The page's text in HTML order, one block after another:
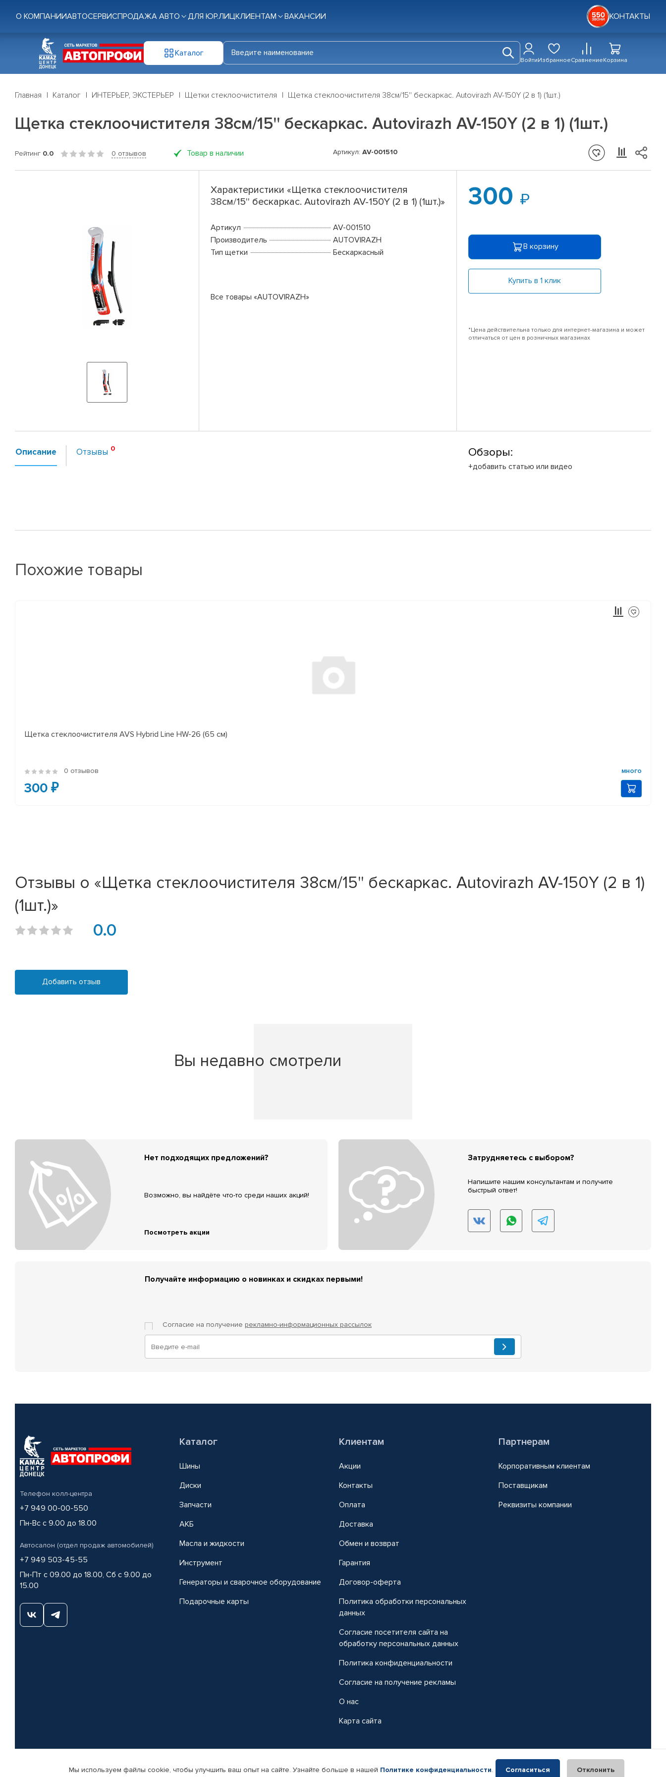
О КОМПАНИИАВТОСЕРВИСПРОДАЖА АВТО ДЛЯ ЮР.ЛИЦКЛИЕНТАМ ВАКАНСИИ КОНТАКТЫ
Каталог
ВойтиИзбранноеСравнениеКорзина
Главная Каталог ИНТЕРЬЕР, ЭКСТЕРЬЕР Щетки стеклоочистителя Щетка стеклоочистителя 38см/15'' бескаркас. Autovirazh AV-150Y (2 в 1) (1шт.)
Щетка стеклоочистителя 38см/15'' бескаркас. Autovirazh AV-150Y (2 в 1) (1шт.)
Рейтинг 0.0 0 отзывов Товар в наличии Артикул: AV-001510
Характеристики «Щетка стеклоочистителя
38см/15'' бескаркас. Autovirazh AV-150Y (2 в 1) (1шт.)»
Артикул
AV-001510
Производитель
AUTOVIRAZH
Тип щетки
Бескаркасный
Все товары «AUTOVIRAZH»
300
В корзину
Купить в 1 клик
*Цена действительна только для интернет-магазина и может
отличаться от цен в розничных магазинах
Описание Отзывы Обзоры:
+добавить статью или видео
Похожие товары
Щетка стеклоочистителя AVS Hybrid Line HW-26 (65 см)
0 отзывов много
300 ₽
Отзывы о «Щетка стеклоочистителя 38см/15'' бескаркас. Autovirazh AV-150Y (2 в 1)
(1шт.)»
0.0
Добавить отзыв
Вы недавно смотрели
Нет подходящих предложений?
Возможно, вы найдёте что-то среди наших акций!
Посмотреть акции
Затрудняетесь с выбором?
Напишите нашим консультантам и получите
быстрый ответ!
Получайте информацию о новинках и скидках первыми!
Согласие на получение рекламно-информационных рассылок
Телефон колл-центра
+7 949 00-00-550
Пн-Вс с 9.00 до 18.00
Автосалон (отдел продаж автомобилей)
+7 949 503-45-55
Пн-Пт с 09.00 до 18.00, Сб с 9.00 до
15.00
Каталог
Шины
Диски
Запчасти
АКБ
Масла и жидкости
Инструмент
Генераторы и сварочное оборудование
Подарочные карты
Клиентам
Акции
Контакты
Оплата
Доставка
Обмен и возврат
Гарантия
Договор-оферта
Политика обработки персональных
данных
Согласие посетителя сайта на
обработку персональных данных
Политика конфиденциальности
Согласие на получение рекламы
О нас
Карта сайта
Партнерам
Корпоративным клиентам
Поставщикам
Реквизиты компании
© КАМАЗ ЦЕНТР ДОНЕЦК, 2015-2026. Все права защищены. Интернет-магазин автомобильных товаров Автопрофи.
Мы используем файлы cookie, чтобы улучшить ваш опыт на сайте. Узнайте больше в нашей Политике конфиденциальности. Согласиться Отклонить